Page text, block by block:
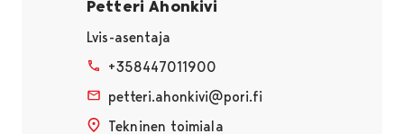
Petteri Ahonkivi
Lvis-asentaja
+358447011900
petteri.ahonkivi@pori.fi
Tekninen toimiala